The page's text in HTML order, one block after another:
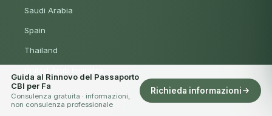
Guida al Rinnovo del Passaporto
CBI per Fa
Consulenza gratuita · informazioni,
non consulenza professionale
Richieda informazioni
Saudi Arabia
Spain
Thailand
USA